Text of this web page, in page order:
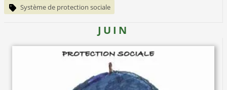
Système de protection sociale
JUIN